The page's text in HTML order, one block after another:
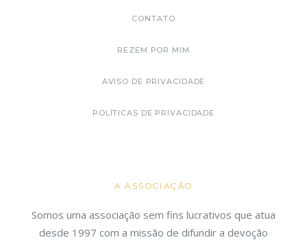
CONTATO
REZEM POR MIM
AVISO DE PRIVACIDADE
POLÍTICAS DE PRIVACIDADE
A ASSOCIAÇÃO
Somos uma associação sem fins lucrativos que atua
desde 1997 com a missão de difundir a devoção